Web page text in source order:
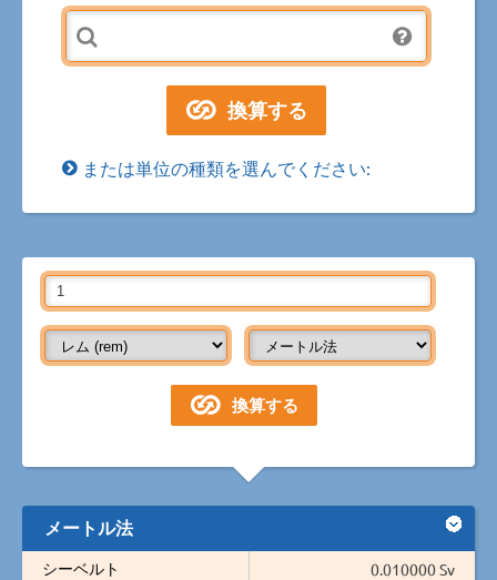
または単位の種類を選んでください:
メートル法
シーベルト
0.010000 Sv